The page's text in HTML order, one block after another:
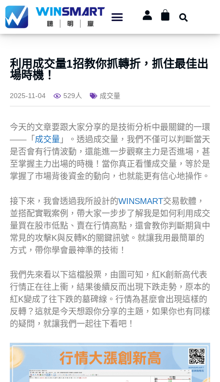
利用成交量1招教你抓轉折，抓住最佳出
場時機！
2025-11-04 529人 成交量
今天的文章要跟大家分享的是技術分析中最關鍵的一環
——「 成交量 」。透過成交量，我們不僅可以判斷當天
是否會有行情波動，還能進一步觀察主力是否進場，甚
至掌握主力出場的時機！當你真正看懂成交量，等於是
掌握了市場背後資金的動向，也就能更有信心地操作。
接下來，我會透過我所設計的WINSMART交易軟體，
並搭配實戰案例，帶大家一步步了解我是如何利用成交
量買在股市低點、賣在行情高點，還會教你判斷期貨中
常見的攻擊K與反轉K的關鍵訊號。就讓我用最簡單的
方式，帶你學會最神準的技術！
我們先來看以下這檔股票，由圖可知，紅K創新高代表
行情正在往上衝，結果後續反而出現下跌走勢，原本的
紅K變成了往下跌的墓碑線。行情為甚麼會出現這樣的
反轉？這就是今天想跟你分享的主題，如果你也有同樣
的疑問，就讓我們一起往下看吧！